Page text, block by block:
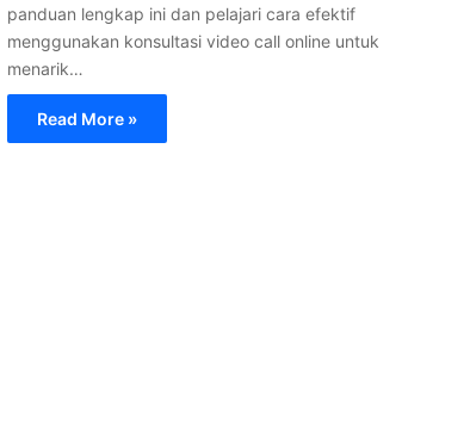
panduan lengkap ini dan pelajari cara efektif
menggunakan konsultasi video call online untuk
menarik…
Read More »